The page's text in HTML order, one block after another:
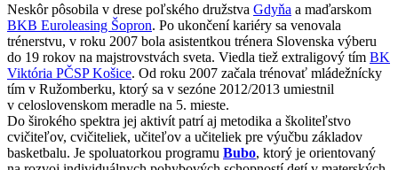
Neskôr pôsobila v drese poľského družstva Gdyňa a maďarskom
BKB Euroleasing Šopron. Po ukončení kariéry sa venovala
trénerstvu, v roku 2007 bola asistentkou trénera Slovenska výberu
do 19 rokov na majstrovstvách sveta. Viedla tiež extraligový tím BK
Viktória PČSP Košice. Od roku 2007 začala trénovať mládežnícky
tím v Ružomberku, ktorý sa v sezóne 2012/2013 umiestnil
v celoslovenskom meradle na 5. mieste.
Do širokého spektra jej aktivít patrí aj metodika a školiteľstvo
cvičiteľov, cvičiteliek, učiteľov a učiteliek pre výučbu základov
basketbalu. Je spoluatorkou programu Bubo, ktorý je orientovaný